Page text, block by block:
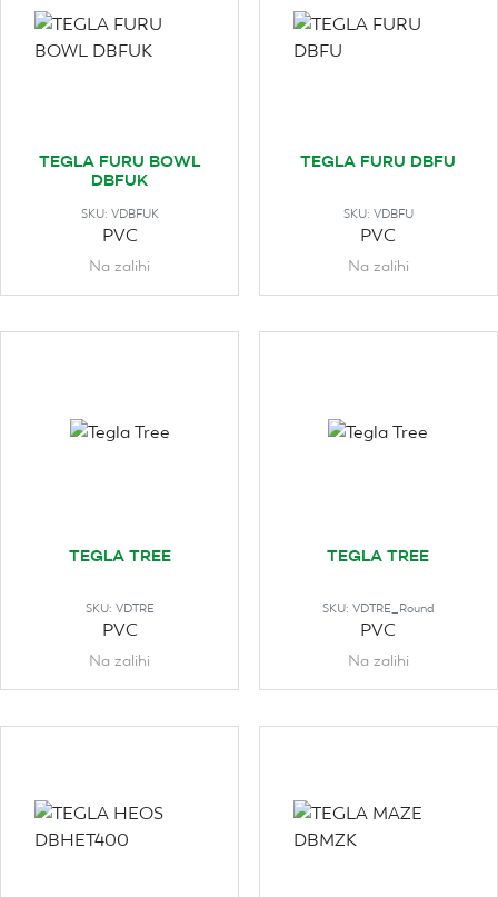
TEGLA FURU BOWL
DBFUK
SKU: VDBFUK
PVC
Na zalihi
TEGLA FURU DBFU
SKU: VDBFU
PVC
Na zalihi
TEGLA TREE
SKU: VDTRE
PVC
Na zalihi
TEGLA TREE
SKU:VDTRE_Round
PVC
Na zalihi